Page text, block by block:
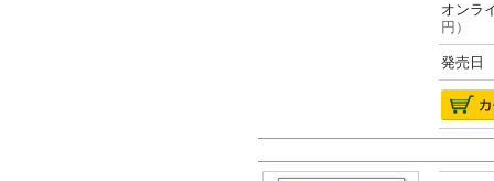
オン
円）
発売日